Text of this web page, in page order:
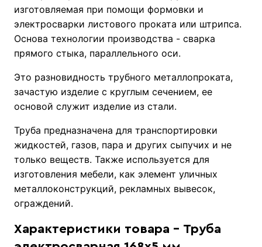
изготовляемая при помощи формовки и
электросварки листового проката или штрипса.
Основа технологии производства - сварка
прямого стыка, параллельного оси.
Это разновидность трубного металлопроката,
зачастую изделие с круглым сечением, ее
основой служит изделие из стали.
Труба предназначена для транспортировки
жидкостей, газов, пара и других сыпучих и не
только веществ. Также используется для
изготовления мебели, как элемент уличных
металлоконструкций, рекламных вывесок,
ограждений.
Характеристики товара - Труба